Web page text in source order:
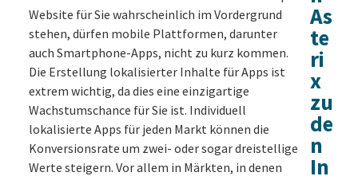
Website für Sie wahrscheinlich im Vordergrund
stehen, dürfen mobile Plattformen, darunter
auch Smartphone-Apps, nicht zu kurz kommen.
Die Erstellung lokalisierter Inhalte für Apps ist
extrem wichtig, da dies eine einzigartige
Wachstumschance für Sie ist. Individuell
lokalisierte Apps für jeden Markt können die
Konversionsrate um zwei- oder sogar dreistellige
Werte steigern. Vor allem in Märkten, in denen
As
te
ri
x
zu
de
n
In